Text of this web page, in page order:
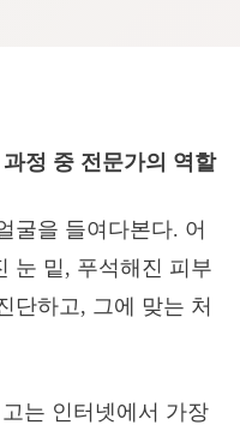
정 중 전문가의 역할
굴을 들여다본다. 어
눈 밑, 푸석해진 피부
단하고, 그에 맞는 처
는 인터넷에서 가장